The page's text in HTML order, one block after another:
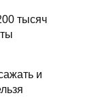
тысяч
и